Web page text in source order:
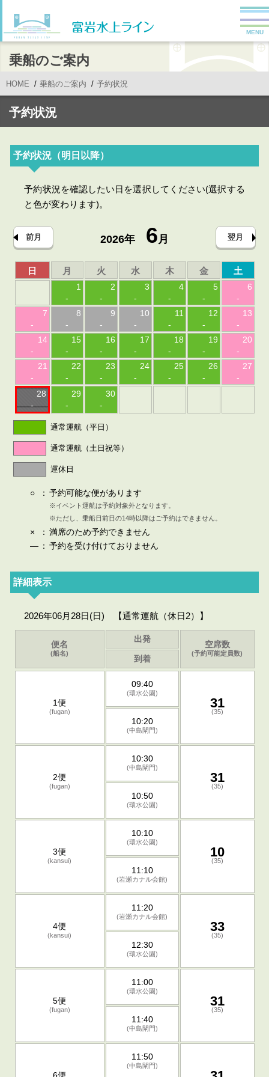
MENU
乗船のご案内
HOME 乗船のご案内 予約状況
予約状況
予約状況（明日以降）
予約状況を確認したい日を選択してください(選択する
と色が変わります)。
前月 2026年 6月 翌月
日 月 火 水 木 金 土
1
-
2
-
3
-
4
-
5
-
6
-
7
-
8
-
9
-
10
-
11
-
12
-
13
-
14
-
15
-
16
-
17
-
18
-
19
-
20
-
21
-
22
-
23
-
24
-
25
-
26
-
27
-
28
-
29
-
30
-
通常運航（平日）
通常運航（土日祝等）
運休日
○ ： 予約可能な便があります
※イベント運航は予約対象外となります。
※ただし、乗船日前日の14時以降はご予約はできません。
× ： 満席のため予約できません
— ： 予約を受け付けておりません
詳細表示
2026年06月28日(日) 【通常運航（休日2）】
便名
(船名)
出発
空席数
(予約可能定員数)
到着
1便
(fugan)
09:40
(環水公園)
31
(35)
10:20
(中島閘門)
2便
(fugan)
10:30
(中島閘門)
31
(35)
10:50
(環水公園)
3便
(kansui)
10:10
(環水公園)
10
(35)
11:10
(岩瀬カナル会館)
4便
(kansui)
11:20
(岩瀬カナル会館)
33
(35)
12:30
(環水公園)
5便
(fugan)
11:00
(環水公園)
31
(35)
11:40
(中島閘門)
11:50
(中島閘門)